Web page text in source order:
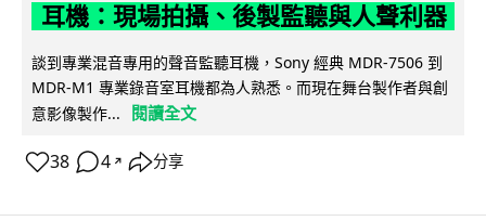
耳機：現場拍攝、後製監聽與人聲利器
談到專業混音專用的聲音監聽耳機，Sony 經典 MDR-7506 到
MDR-M1 專業錄音室耳機都為人熟悉。而現在舞台製作者與創
意影像製作...
閱讀全文
38 4 ↗ 分享